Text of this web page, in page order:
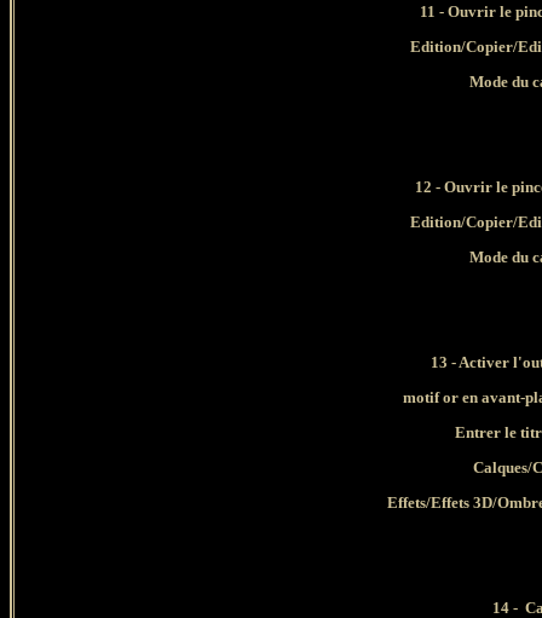
11 - Ouvrir le
Edition/Copier/
Mode du
12 - Ouvrir le
Edition/Copier/
Mode du
13 -Activer
motif or en avant-
Entrer le
Calques/
Effets/Effets 3D/
14 -